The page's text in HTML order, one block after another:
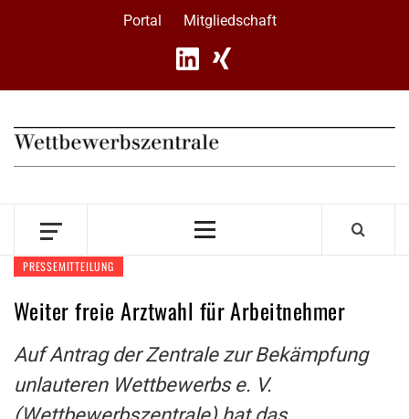
Portal Mitgliedschaft
Primary
PRESSEMITTEILUNG
Weiter freie Arztwahl für Arbeitnehmer
Auf Antrag der Zentrale zur Bekämpfung
unlauteren Wettbewerbs e. V.